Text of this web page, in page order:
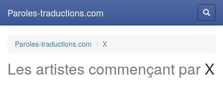
Paroles-traductions.com
Paroles-traductions.com X
Les artistes commençant par X